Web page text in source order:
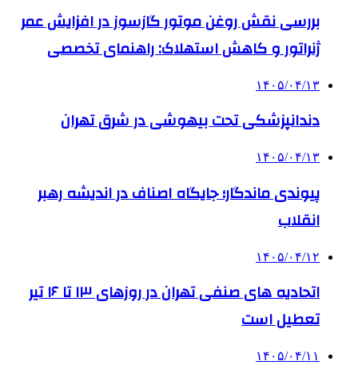
بررسی نقش روغن موتور گازسوز در افزایش عمر
ژنراتور و کاهش استهلاک: راهنمای تخصصی
۱۴۰۵/۰۴/۱۳
دندانپزشکی تحت بیهوشی در شرق تهران
۱۴۰۵/۰۴/۱۳
پیوندی ماندگار؛ جایگاه اصناف در اندیشه رهبر
انقلاب
۱۴۰۵/۰۴/۱۲
اتحادیه های صنفی تهران در روزهای ۱۳ تا ۱۶ تیر
تعطیل است
۱۴۰۵/۰۴/۱۱